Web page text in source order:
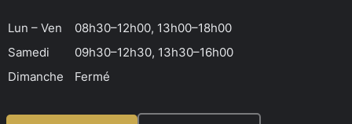
Lun – Ven
08h30–12h00, 13h00–18h00
Samedi
09h30–12h30, 13h30–16h00
Dimanche
Fermé